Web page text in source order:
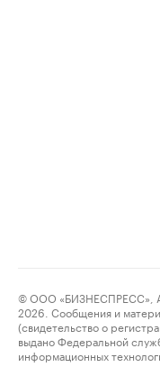
© ООО «БИЗНЕСПРЕСС»,
2026. Сообщения и
(свидетельство о
выдано Федеральной
информационных